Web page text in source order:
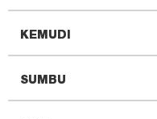
KEMUDI
SUMBU